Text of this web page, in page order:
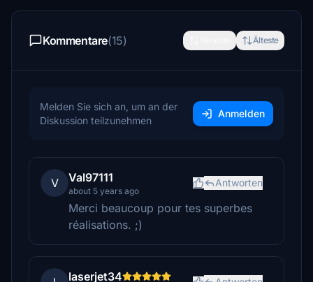
Kommentare(15) Älteste
Melden Sie sich an, um an der
Diskussion teilzunehmen
Anmelden
V Val97111
about 5 years ago
Antworten
Merci beaucoup pour tes superbes
réalisations. ;)
laserjet34